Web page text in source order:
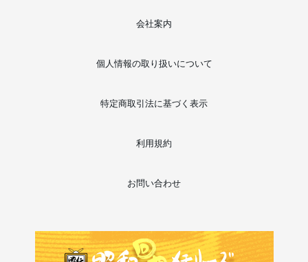
会社案内
個人情報の取り扱いについて
特定商取引法に基づく表示
利用規約
お問い合わせ